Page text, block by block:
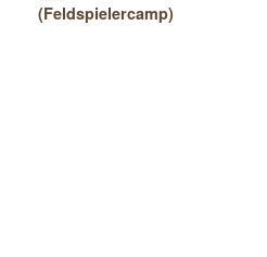
(Feldspielercamp)